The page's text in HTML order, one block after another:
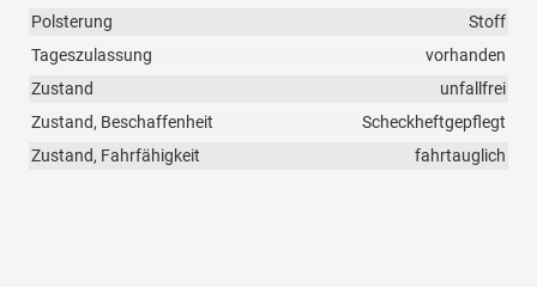
Polsterung
Stoff
Tageszulassung
vorhanden
Zustand
unfallfrei
Zustand, Beschaffenheit
Scheckheftgepflegt
Zustand, Fahrfähigkeit
fahrtauglich